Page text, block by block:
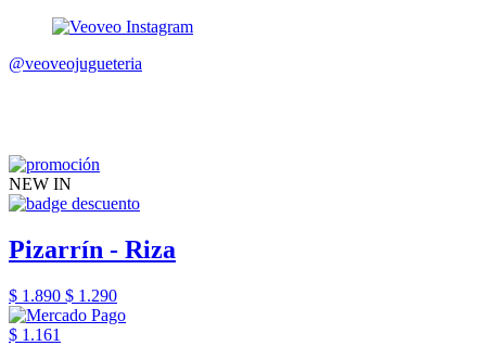
@veoveojugueteria
NEW IN
Pizarrín - Riza
$ 1.890 $ 1.290
$ 1.161